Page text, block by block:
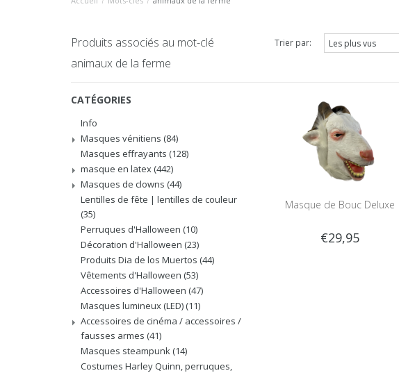
Produits associés au mot-clé
animaux de la ferme
Trier par:
CATÉGORIES
Info
Masques vénitiens (84)
Masques effrayants (128)
masque en latex (442)
Masques de clowns (44)
Lentilles de fête | lentilles de couleur
(35)
Perruques d'Halloween (10)
Décoration d'Halloween (23)
Produits Dia de los Muertos (44)
Vêtements d'Halloween (53)
Accessoires d'Halloween (47)
Masques lumineux (LED) (11)
Accessoires de cinéma / accessoires /
fausses armes (41)
Masques steampunk (14)
Costumes Harley Quinn, perruques,
Masque de Bouc Deluxe
€29,95